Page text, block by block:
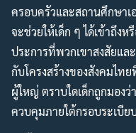
ครอบครัวและสถานศึกษาเ
จะช่วยให้เด็ก ๆ ได้เข้าถึงห
ประการที่พวกเขาสงสัยแล
กับโครงสร้างของสังคมไทย
ผู้ใหญ่ ตราบใดเด็กถูกมอง
ควบคุมภายใต้กรอบระเบี